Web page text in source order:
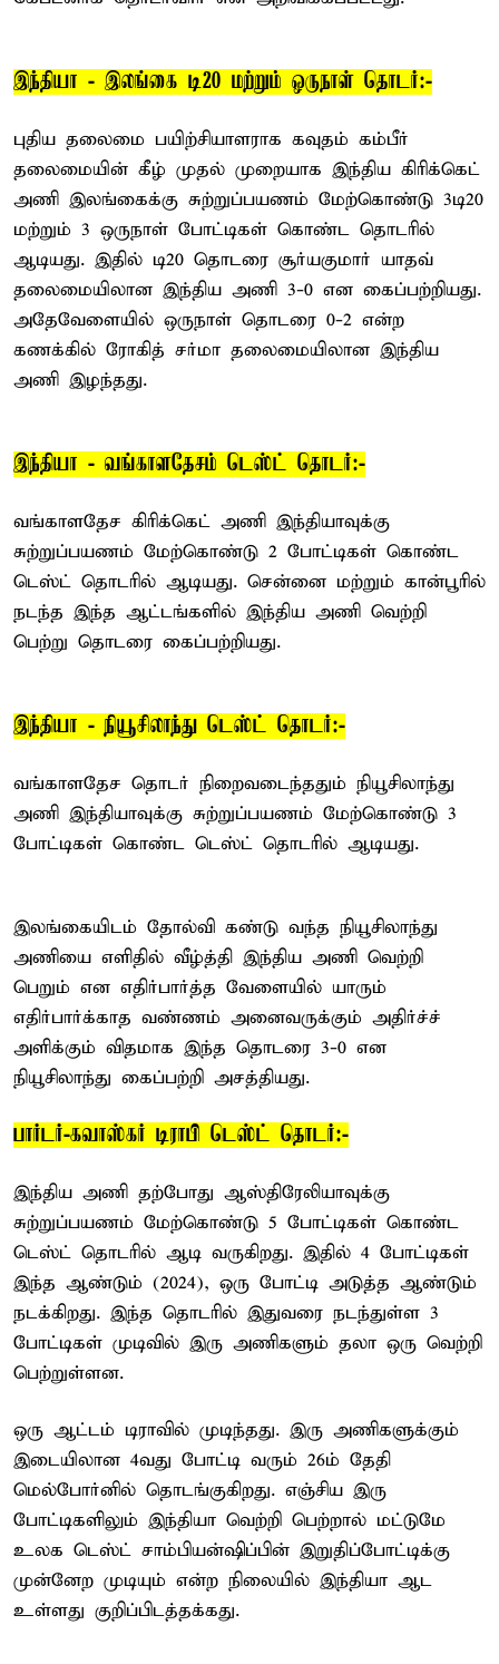
இந்தியா - இலங்கை டி20 மற்றும் ஒருநாள் தொடர்:-
புதிய தலைமை பயிற்சியாளராக கவுதம் கம்பீர்
தலைமையின் கீழ் முதல் முறையாக இந்திய கிரிக்கெட்
அணி இலங்கைக்கு சுற்றுப்பயணம் மேற்கொண்டு 3டி20
மற்றும் 3 ஒருநாள் போட்டிகள் கொண்ட தொடரில்
ஆடியது. இதில் டி20 தொடரை சூர்யகுமார் யாதவ்
தலைமையிலான இந்திய அணி 3-0 என கைப்பற்றியது.
அதேவேளையில் ஒருநாள் தொடரை 0-2 என்ற
கணக்கில் ரோகித் சர்மா தலைமையிலான இந்திய
அணி இழந்தது.
இந்தியா - வங்காளதேசம் டெஸ்ட் தொடர்:-
வங்காளதேச கிரிக்கெட் அணி இந்தியாவுக்கு
சுற்றுப்பயணம் மேற்கொண்டு 2 போட்டிகள் கொண்ட
டெஸ்ட் தொடரில் ஆடியது. சென்னை மற்றும் கான்பூரில்
நடந்த இந்த ஆட்டங்களில் இந்திய அணி வெற்றி
பெற்று தொடரை கைப்பற்றியது.
இந்தியா - நியூசிலாந்து டெஸ்ட் தொடர்:-
வங்காளதேச தொடர் நிறைவடைந்ததும் நியூசிலாந்து
அணி இந்தியாவுக்கு சுற்றுப்பயணம் மேற்கொண்டு 3
போட்டிகள் கொண்ட டெஸ்ட் தொடரில் ஆடியது.
இலங்கையிடம் தோல்வி கண்டு வந்த நியூசிலாந்து
அணியை எளிதில் வீழ்த்தி இந்திய அணி வெற்றி
பெறும் என எதிர்பார்த்த வேளையில் யாரும்
எதிர்பார்க்காத வண்ணம் அனைவருக்கும் அதிர்ச்ச்
அளிக்கும் விதமாக இந்த தொடரை 3-0 என
நியூசிலாந்து கைப்பற்றி அசத்தியது.
பார்டர்-கவாஸ்கர் டிராபி டெஸ்ட் தொடர்:-
இந்திய அணி தற்போது ஆஸ்திரேலியாவுக்கு
சுற்றுப்பயணம் மேற்கொண்டு 5 போட்டிகள் கொண்ட
டெஸ்ட் தொடரில் ஆடி வருகிறது. இதில் 4 போட்டிகள்
இந்த ஆண்டும் (2024), ஒரு போட்டி அடுத்த ஆண்டும்
நடக்கிறது. இந்த தொடரில் இதுவரை நடந்துள்ள 3
போட்டிகள் முடிவில் இரு அணிகளும் தலா ஒரு வெற்றி
பெற்றுள்ளன.
ஒரு ஆட்டம் டிராவில் முடிந்தது. இரு அணிகளுக்கும்
இடையிலான 4வது போட்டி வரும் 26ம் தேதி
மெல்போர்னில் தொடங்குகிறது. எஞ்சிய இரு
போட்டிகளிலும் இந்தியா வெற்றி பெற்றால் மட்டுமே
உலக டெஸ்ட் சாம்பியன்ஷிப்பின் இறுதிப்போட்டிக்கு
முன்னேற முடியும் என்ற நிலையில் இந்தியா ஆட
உள்ளது குறிப்பிடத்தக்கது.